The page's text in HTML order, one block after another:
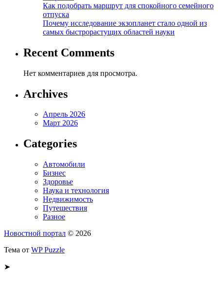
Как подобрать маршрут для спокойного семейного
отпуска
Почему исследование экзопланет стало одной из
самых быстрорастущих областей науки
Recent Comments
Нет комментариев для просмотра.
Archives
Апрель 2026
Март 2026
Categories
Автомобили
Бизнес
Здоровье
Наука и технология
Недвижимость
Путешествия
Разное
Новостной портал © 2026
Тема от WP Puzzle
➤